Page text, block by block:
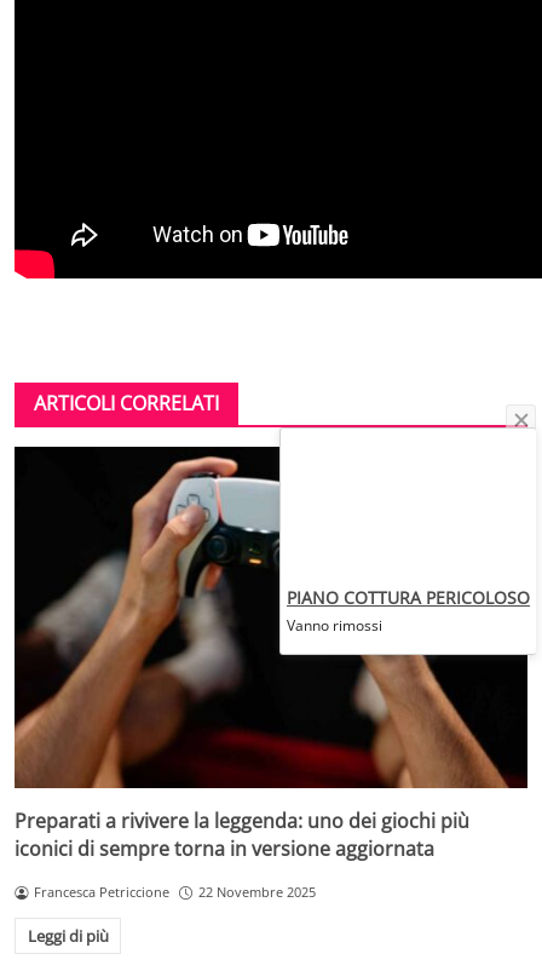
ARTICOLI CORRELATI
Preparati a rivivere la leggenda: uno dei giochi più
iconici di sempre torna in versione aggiornata
Francesca Petriccione 22 Novembre 2025
Leggi di più
PIANO COTTURA PERICOLOSO
Vanno rimossi